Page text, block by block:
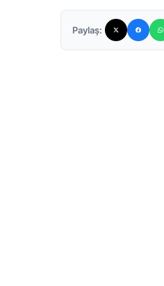
Paylaş: